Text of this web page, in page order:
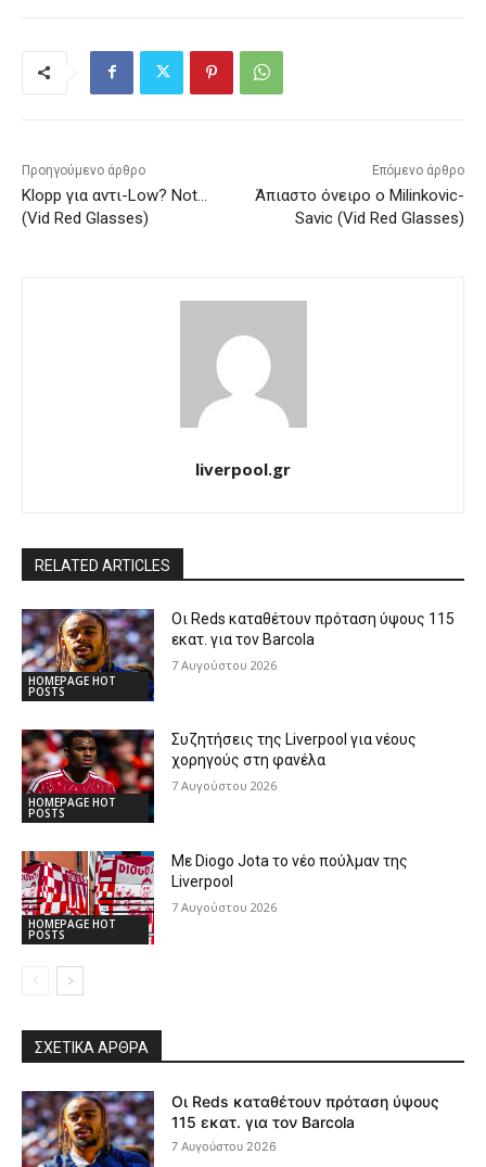
Προηγούμενο άρθρο
Klopp για αντι-Low? Νot…
(Vid Red Glasses)
Επόμενο άρθρο
Άπιαστο όνειρο ο Milinkovic-
Savic (Vid Red Glasses)
liverpool.gr
RELATED ARTICLES
HOMEPAGE HOT
POSTS
Οι Reds καταθέτουν πρόταση ύψους 115
εκατ. για τον Barcola
7 Αυγούστου 2026
HOMEPAGE HOT
POSTS
Συζητήσεις της Liverpool για νέους
χορηγούς στη φανέλα
7 Αυγούστου 2026
HOMEPAGE HOT
POSTS
Με Diogo Jota το νέο πούλμαν της
Liverpool
7 Αυγούστου 2026
ΣΧΕΤΙΚΆ ΆΡΘΡΑ
Οι Reds καταθέτουν πρόταση ύψους
115 εκατ. για τον Barcola
7 Αυγούστου 2026